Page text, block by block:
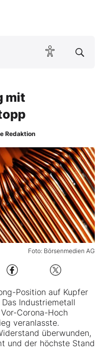
ONLINE lesen
mit
Redaktion
Foto: Börsenmedien AG
Position auf Kupfer
Industriemetall
Corona-Hoch
veranlasste.
überwunden,
und der höchste Stand